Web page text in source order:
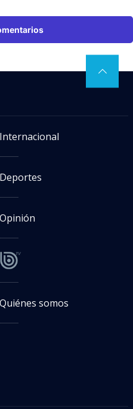
Internacional
Deportes
Opinión
Quiénes somos